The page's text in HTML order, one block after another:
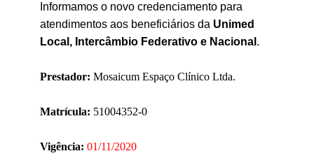
Informamos o novo credenciamento para
atendimentos aos beneficiários da Unimed
Local, Intercâmbio Federativo e Nacional .
Prestador: Mosaicum Espaço Clínico Ltda.
Matrícula: 51004352-0
Vigência: 01/11/2020